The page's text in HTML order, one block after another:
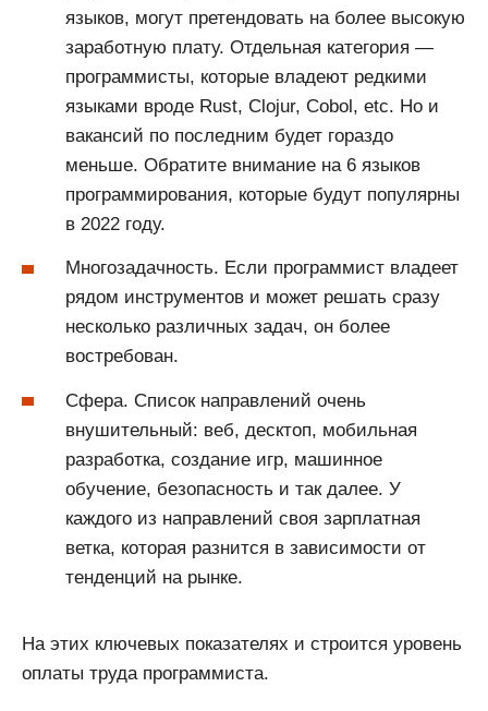
языков, могут претендовать на более высокую
заработную плату. Отдельная категория —
программисты, которые владеют редкими
языками вроде Rust, Clojur, Cobol, etc. Но и
вакансий по последним будет гораздо
меньше. Обратите внимание на 6 языков
программирования, которые будут популярны
в 2022 году.
Многозадачность. Если программист владеет
рядом инструментов и может решать сразу
несколько различных задач, он более
востребован.
Сфера. Список направлений очень
внушительный: веб, десктоп, мобильная
разработка, создание игр, машинное
обучение, безопасность и так далее. У
каждого из направлений своя зарплатная
ветка, которая разнится в зависимости от
тенденций на рынке.
На этих ключевых показателях и строится уровень
оплаты труда программиста.